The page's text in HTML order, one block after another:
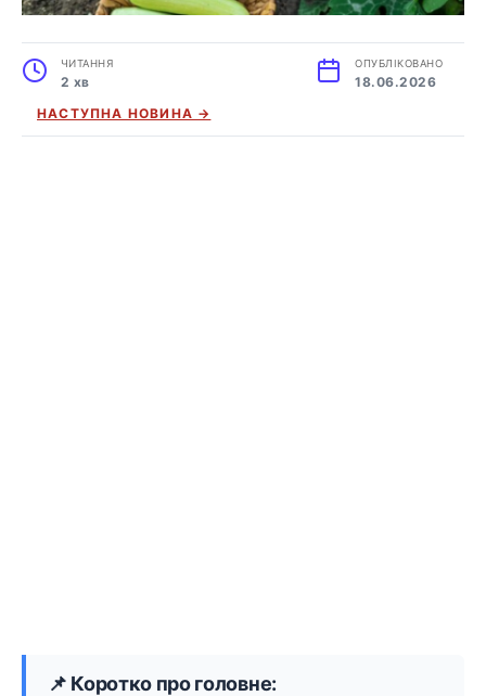
ЧИТАННЯ
2 хв
ОПУБЛІКОВАНО
18.06.2026
НАСТУПНА НОВИНА →
📌 Коротко про головне: